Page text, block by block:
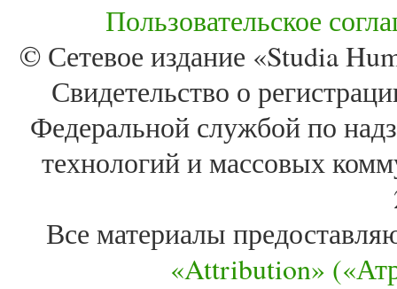
Пользовательское
© Сетевое издание «Studia
Свидетельство о
Федеральной службой по
технологий и массовых
Все материалы
«Attribution»